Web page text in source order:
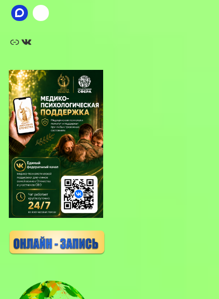
Ссылка